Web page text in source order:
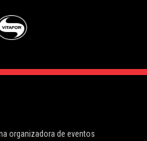
organizadora de eventos